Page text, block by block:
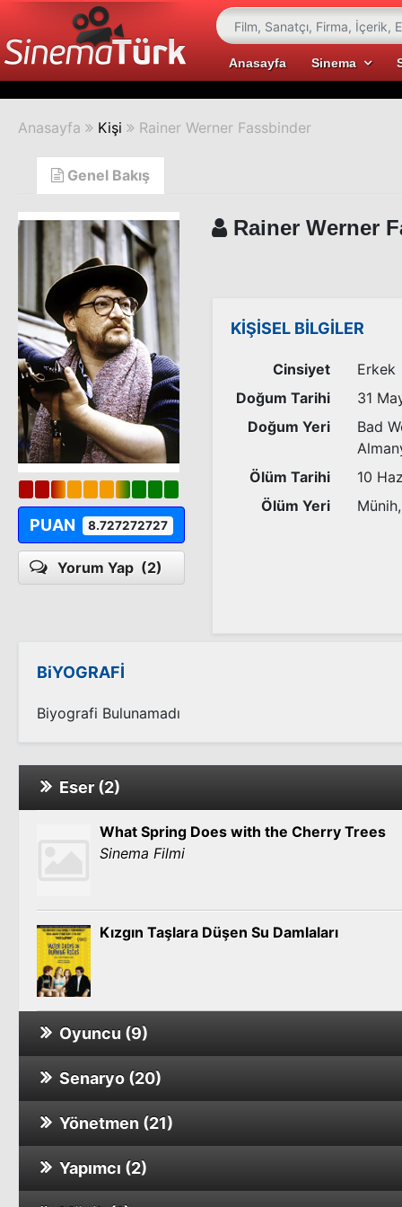
Anasayfa Sinema
Anasayfa Kişi Rainer Werner Fassbinder
Genel Bakış
PUAN 8.727272727
Yorum Yap (2)
Rainer Werner
KİŞİSEL BİLGİLER
Cinsiyet
Erkek
Doğum Tarihi
31
Doğum Yeri
Bad
Ölüm Tarihi
10
Ölüm Yeri
BiYOGRAFİ
Biyografi Bulunamadı
Eser (2)
What Spring Does with the Cherry Trees
Sinema Filmi
Kızgın Taşlara Düşen Su Damlaları
Oyuncu (9)
Daniel Schmid - Le chat qui pense
Sinema Filmi
Reverse Angle: Rebellion Of The
Sinema Filmi
Senaryo (20)
Kızgın Taşlara Düşen Su Damlaları
Yönetmen (21)
CHAMBRE 666
Yapımcı (2)